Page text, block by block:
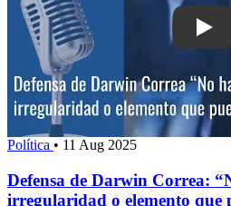
Política • 11 Aug 2025
Defensa de Darwin Correa:
irregularidad o elemento que